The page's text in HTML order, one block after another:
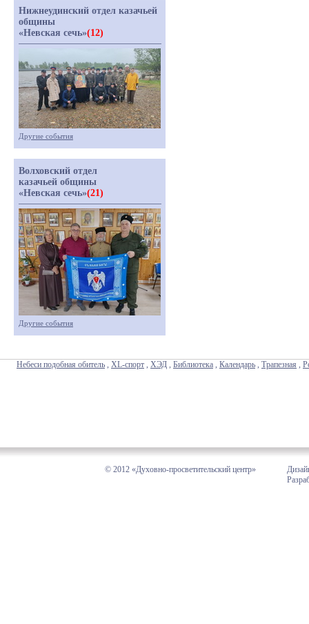
Нижнеудинский отдел казачьей
общины
«Невская сечь»(12)
Другие события
Волховский отдел
казачьей общины
«Невская сечь»(21)
Другие события
Небеси подобная обитель , XL-спорт , ХЭД , Библиотека , Календарь , Трапезная ,
© 2012 «Духовно-просветительский центр»